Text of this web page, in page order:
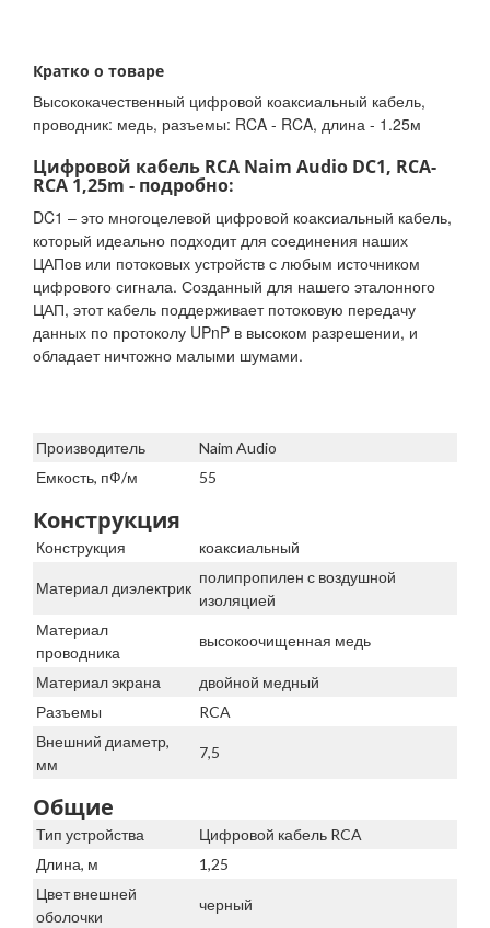
Кратко о товаре
Высококачественный цифровой коаксиальный кабель,
проводник: медь, разъемы: RCA - RCA, длина - 1.25м
Цифровой кабель RCA Naim Audio DC1, RCA-
RCA 1,25m - подробно:
DC1 – это многоцелевой цифровой коаксиальный кабель,
который идеально подходит для соединения наших
ЦАПов или потоковых устройств с любым источником
цифрового сигнала. Созданный для нашего эталонного
ЦАП, этот кабель поддерживает потоковую передачу
данных по протоколу UPnP в высоком разрешении, и
обладает ничтожно малыми шумами.
Производитель
Naim Audio
Емкость, пФ/м
55
Конструкция
Конструкция коаксиальный
Материал диэлектрик
полипропилен с воздушной
изоляцией
Материал
проводника
высокоочищенная медь
Материал экрана
двойной медный
Разъемы
RCA
Внешний диаметр,
мм
7,5
Общие
Тип устройства
Цифровой кабель RCA
Длина, м
1,25
Цвет внешней
оболочки
черный